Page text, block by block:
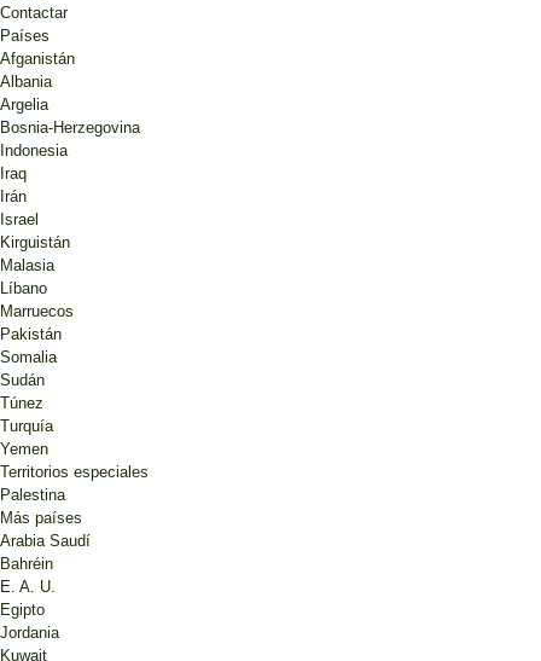
Contactar
Países
Afganistán
Albania
Argelia
Bosnia-Herzegovina
Indonesia
Iraq
Irán
Israel
Kirguistán
Malasia
Líbano
Marruecos
Pakistán
Somalia
Sudán
Túnez
Turquía
Yemen
Territorios especiales
Palestina
Más países
Arabia Saudí
Bahréin
E. A. U.
Egipto
Jordania
Kuwait